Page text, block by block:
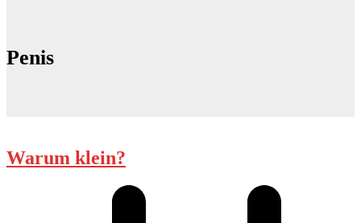
Penis
Warum klein?